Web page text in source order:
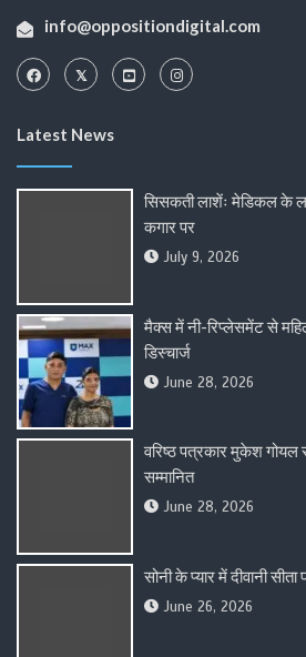
info@oppositiondigital.com
Latest News
सिसकती लाशेंः मेडिकल के
कगार पर
July 9, 2026
मैक्स में नी-रिप्लेसमेंट से
डिस्चार्ज
June 28, 2026
वरिष्ठ पत्रकार मुकेश गोयल
सम्मानित
June 28, 2026
सोनी के प्यार में दीवानी सीता
June 26, 2026